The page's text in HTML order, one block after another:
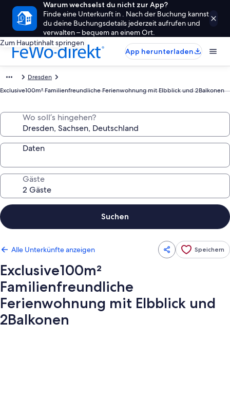
Warum wechselst du nicht zur App?
Finde eine Unterkunft in . Nach der Buchung kannst
du deine Buchungsdetails jederzeit aufrufen und
verwalten – bequem an einem Ort.
Zum Hauptinhalt springen
App herunterladen
Dresden
Exclusive100m² Familienfreundliche Ferienwohnung mit Elbblick und 2Balkonen
Wo soll’s hingehen?
Daten
Gäste
Suchen
Alle Unterkünfte anzeigen Speichern
Exclusive100m²
Familienfreundliche
Ferienwohnung mit Elbblick und
2Balkonen